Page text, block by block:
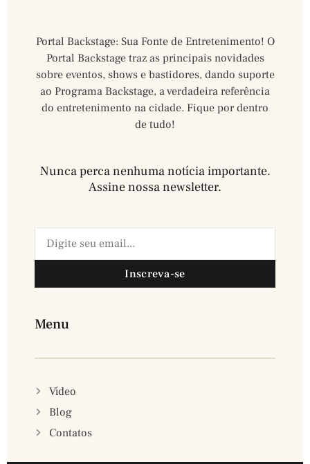
Portal Backstage: Sua Fonte de Entretenimento! O
Portal Backstage traz as principais novidades
sobre eventos, shows e bastidores, dando suporte
ao Programa Backstage, a verdadeira referência
do entretenimento na cidade. Fique por dentro
de tudo!
Nunca perca nenhuma notícia importante.
Assine nossa newsletter.​
Inscreva-se
Menu
Vídeo
Blog
Contatos